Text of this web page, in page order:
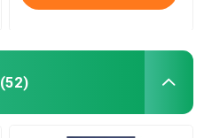
(52)